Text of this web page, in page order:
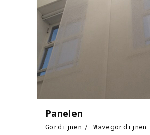
Panelen
Gordijnen Wavegordijnen